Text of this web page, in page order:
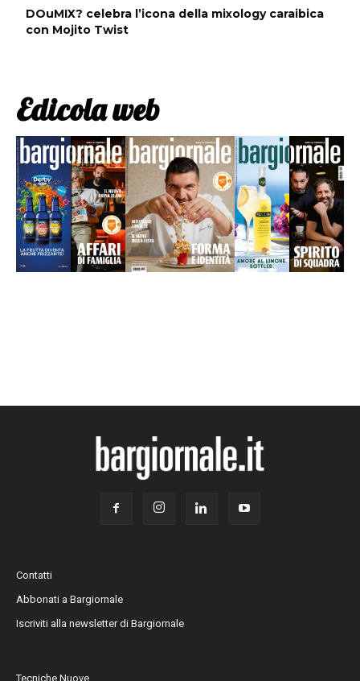
DOuMIX? celebra l’icona della mixology caraibica
con Mojito Twist
Edicola web
Contatti
Abbonati a Bargiornale
Iscriviti alla newsletter di Bargiornale
Tecniche Nuove